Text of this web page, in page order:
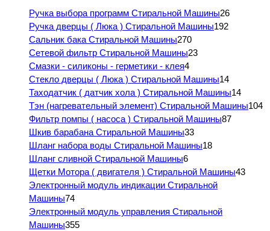
Ручка выбора программ Стиральной Машины26
Ручка дверцы ( Люка ) Стиральной Машины192
Сальник бака Стиральной Машины270
Сетевой фильтр Стиральной Машины23
Смазки - силиконы - герметики - клея4
Стекло дверцы ( Люка ) Стиральной Машины14
Таходатчик ( датчик хола ) Стиральной Машины14
Тэн (нагревательный элемент) Стиральной Машины104
Фильтр помпы ( насоса ) Стиральной Машины87
Шкив барабана Стиральной Машины33
Шланг набора воды Стиральной Машины18
Шланг сливной Стиральной Машины6
Щетки Мотора ( двигателя ) Стиральной Машины43
Электронный модуль индикации Стиральной
Машины74
Электронный модуль управления Стиральной
Машины355